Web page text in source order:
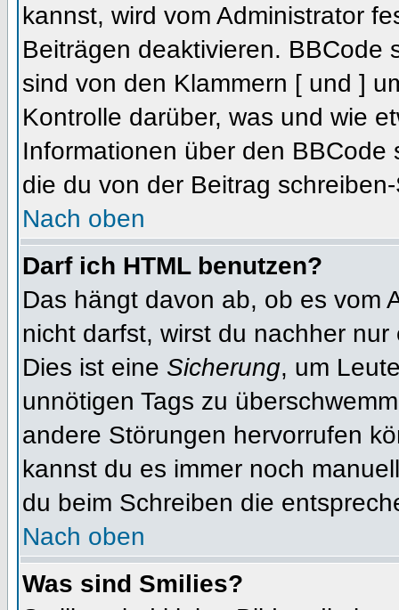
kannst, wird vom Administrator
Beiträgen deaktivieren. BBCode
sind von den Klammern [ und ]
Kontrolle darüber, was und wie
Informationen über den
die du von der Beitrag
Nach oben
Darf ich HTML benutzen?
Das hängt davon ab, ob es vom
nicht darfst, wirst du nachher
Dies ist eine Sicherung, um
unnötigen Tags zu
andere Störungen hervorrufen
kannst du es immer noch
du beim Schreiben die
Nach oben
Was sind Smilies?